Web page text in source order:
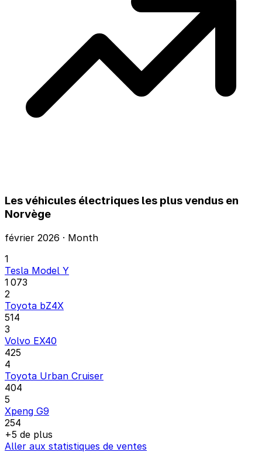
Les véhicules électriques les plus vendus en
Norvège
février 2026 · Month
1
Tesla Model Y
1 073
2
Toyota bZ4X
514
3
Volvo EX40
425
4
Toyota Urban Cruiser
404
5
Xpeng G9
254
+5 de plus
Aller aux statistiques de ventes